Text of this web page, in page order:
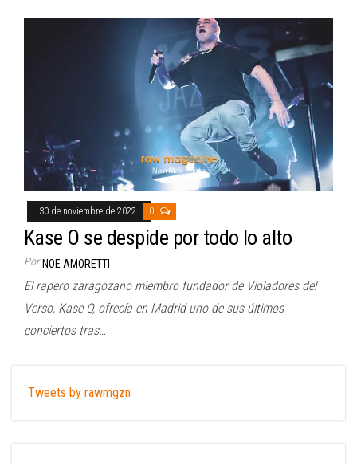
30 de noviembre de 2022 0
Kase O se despide por todo lo alto
Por NOE AMORETTI
El rapero zaragozano miembro fundador de Violadores del
Verso, Kase O, ofrecía en Madrid uno de sus últimos
conciertos tras…
Tweets by rawmgzn